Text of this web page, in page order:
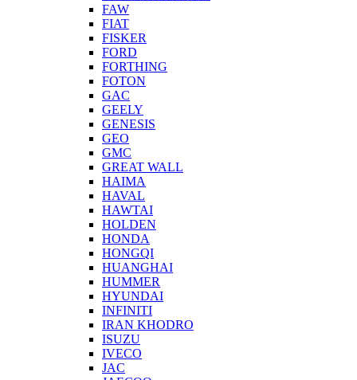
FAW
FIAT
FISKER
FORD
FORTHING
FOTON
GAC
GEELY
GENESIS
GEO
GMC
GREAT WALL
HAIMA
HAVAL
HAWTAI
HOLDEN
HONDA
HONGQI
HUANGHAI
HUMMER
HYUNDAI
INFINITI
IRAN KHODRO
ISUZU
IVECO
JAC